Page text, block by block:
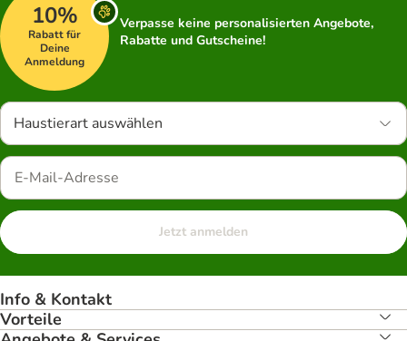
10%
Rabatt für
Deine
Anmeldung
Verpasse keine personalisierten Angebote,
Rabatte und Gutscheine!
Haustierart auswählen
Jetzt anmelden
Info & Kontakt
Vorteile